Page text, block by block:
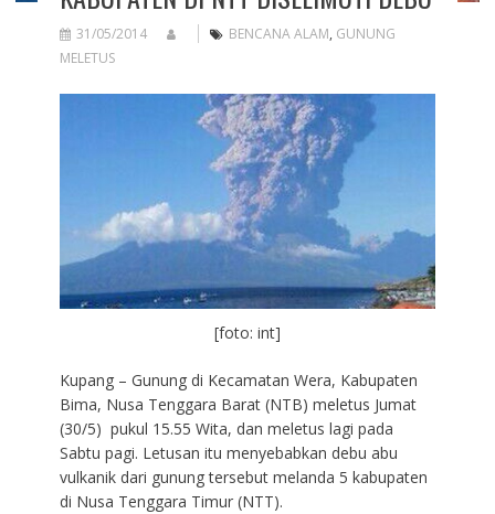
31/05/2014 BENCANA ALAM, GUNUNG
MELETUS
[foto: int]
Kupang – Gunung di Kecamatan Wera, Kabupaten
Bima, Nusa Tenggara Barat (NTB) meletus Jumat
(30/5) pukul 15.55 Wita, dan meletus lagi pada
Sabtu pagi. Letusan itu menyebabkan debu abu
vulkanik dari gunung tersebut melanda 5 kabupaten
di Nusa Tenggara Timur (NTT).